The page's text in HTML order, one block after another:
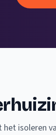
isoleren